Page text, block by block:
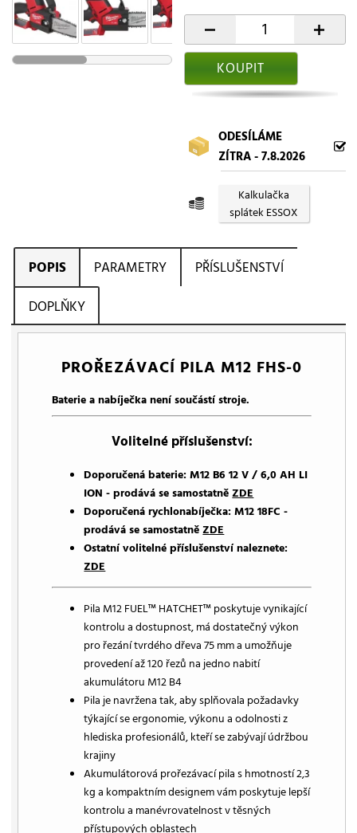
- +
KOUPIT
ODESÍLÁME
ZÍTRA - 7.8.2026
Kalkulačka
splátek ESSOX
POPIS PARAMETRY
PŘÍSLUŠENSTVÍ
DOPLŇKY
PROŘEZÁVACÍ PILA M12 FHS-0
Baterie a nabíječka není součástí stroje.
Volitelné příslušenství:
Doporučená baterie: M12 B6 12 V / 6,0 AH LI
ION - prodává se samostatněZDE
Doporučená rychlonabíječka: M12 18FC -
prodává se samostatněZDE
Ostatní volitelné příslušenství naleznete:
ZDE
Pila M12 FUEL™ HATCHET™ poskytuje vynikající
kontrolu a dostupnost, má dostatečný výkon
pro řezání tvrdého dřeva 75 mm a umožňuje
provedení až 120 řezů na jedno nabití
akumulátoru M12 B4
Pila je navržena tak, aby splňovala požadavky
týkající se ergonomie, výkonu a odolnosti z
hlediska profesionálů, kteří se zabývají údržbou
krajiny
Akumulátorová prořezávací pila s hmotností 2,3
kg a kompaktním designem vám poskytuje lepší
kontrolu a manévrovatelnost v těsných
přístupových oblastech